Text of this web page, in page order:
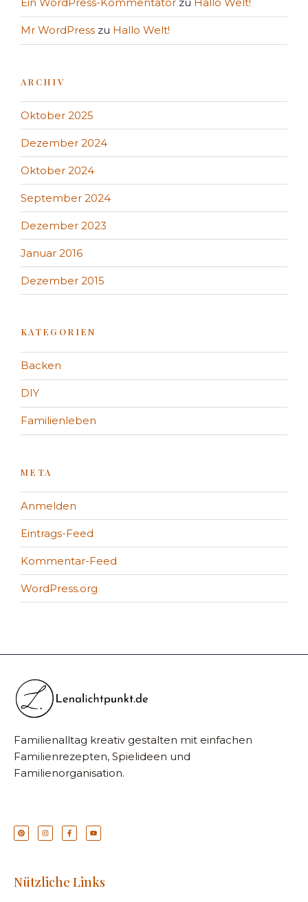
Mr WordPress zu Hallo Welt!
ARCHIV
Oktober 2025
Dezember 2024
Oktober 2024
September 2024
Dezember 2023
Januar 2016
Dezember 2015
KATEGORIEN
Backen
DIY
Familienleben
META
Anmelden
Eintrags-Feed
Kommentar-Feed
WordPress.org
Familienalltag kreativ gestalten mit einfachen
Familienrezepten, Spielideen und
Familienorganisation.
Nützliche Links